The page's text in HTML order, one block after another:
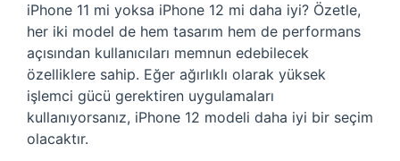
iPhone 11 mi yoksa iPhone 12 mi daha iyi? Özetle,
her iki model de hem tasarım hem de performans
açısından kullanıcıları memnun edebilecek
özelliklere sahip. Eğer ağırlıklı olarak yüksek
işlemci gücü gerektiren uygulamaları
kullanıyorsanız, iPhone 12 modeli daha iyi bir seçim
olacaktır.